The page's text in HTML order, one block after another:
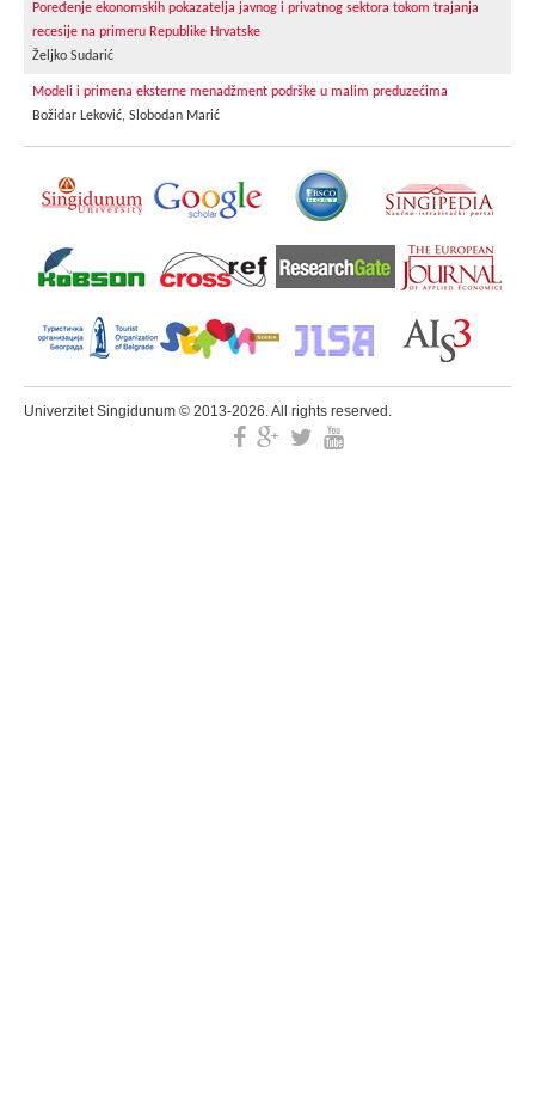
Poređenje ekonomskih pokazatelja javnog i privatnog sektora tokom trajanja
recesije na primeru Republike Hrvatske
Željko Sudarić
Modeli i primena eksterne menadžment podrške u malim preduzećima
Božidar Leković, Slobodan Marić
Univerzitet Singidunum © 2013-2026. All rights reserved.